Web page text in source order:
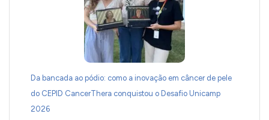
Da bancada ao pódio: como a inovação em câncer de pele
do CEPID CancerThera conquistou o Desafio Unicamp
2026